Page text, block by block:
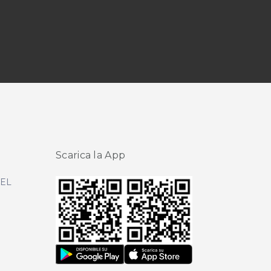
Scarica la App